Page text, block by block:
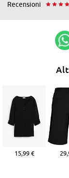
Recensioni
15,99 €